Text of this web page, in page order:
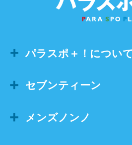
パラスポ＋！について
セブンティーン
メンズノンノ